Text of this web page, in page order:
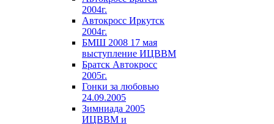
2004г.
Автокросс Иркутск
2004г.
БМШ 2008 17 мая
выступление ИЦВВМ
Братск Автокросс
2005г.
Гонки за любовью
24.09.2005
Зимниада 2005
ИЦВВМ и